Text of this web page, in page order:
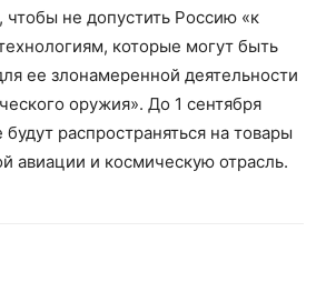
чтобы не допустить Россию «к
которые могут быть
ее злонамеренной деятельности
оружия». До 1 сентября
распространяться на товары
авиации и космическую отрасль.